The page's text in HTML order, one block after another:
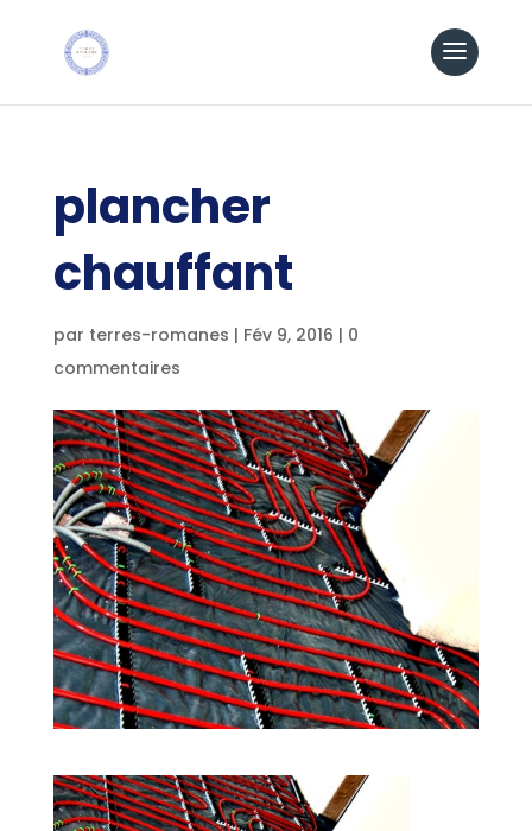
plancher
chauffant
par terres-romanes | Fév 9, 2016 | 0
commentaires